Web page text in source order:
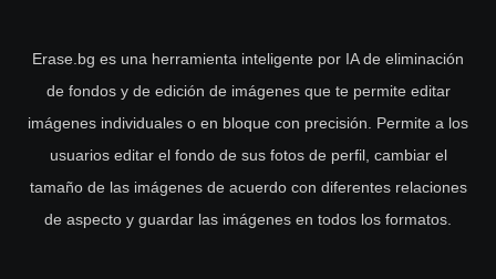
Erase.bg es una herramienta inteligente por IA de eliminación
de fondos y de edición de imágenes que te permite editar
imágenes individuales o en bloque con precisión. Permite a los
usuarios editar el fondo de sus fotos de perfil, cambiar el
tamaño de las imágenes de acuerdo con diferentes relaciones
de aspecto y guardar las imágenes en todos los formatos.